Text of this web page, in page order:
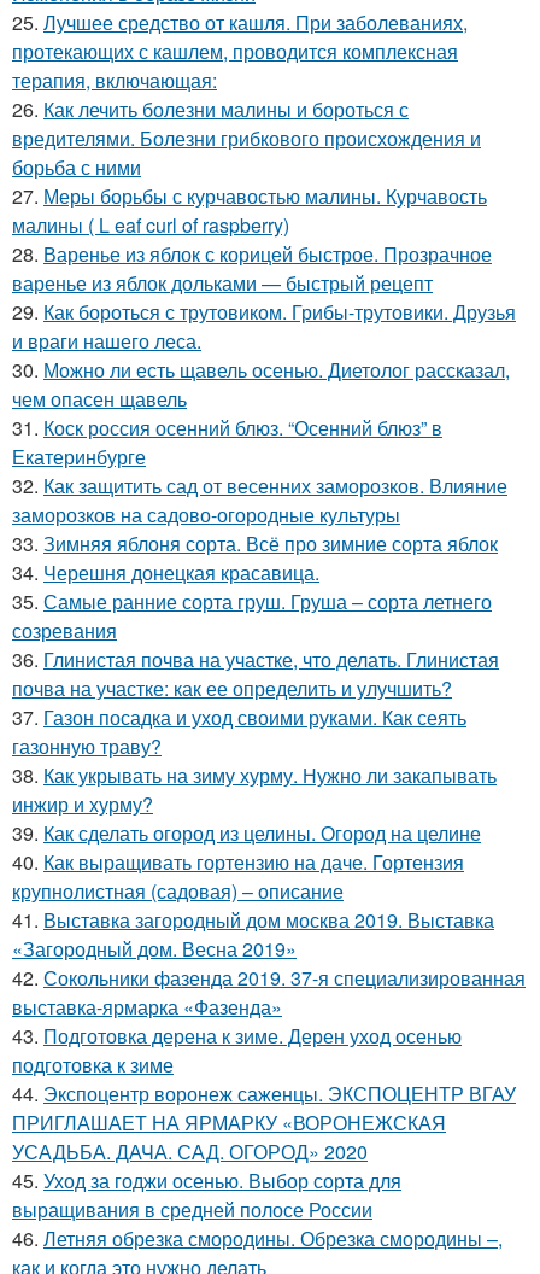
25. Лучшее средство от кашля. При заболеваниях,
протекающих с кашлем, проводится комплексная
терапия, включающая:
26. Как лечить болезни малины и бороться с
вредителями. Болезни грибкового происхождения и
борьба с ними
27. Меры борьбы с курчавостью малины. Курчавость
малины ( L eaf curl of raspberry)
28. Варенье из яблок с корицей быстрое. Прозрачное
варенье из яблок дольками — быстрый рецепт
29. Как бороться с трутовиком. Грибы-трутовики. Друзья
и враги нашего леса.
30. Можно ли есть щавель осенью. Диетолог рассказал,
чем опасен щавель
31. Коск россия осенний блюз. “Осенний блюз” в
Екатеринбурге
32. Как защитить сад от весенних заморозков. Влияние
заморозков на садово-огородные культуры
33. Зимняя яблоня сорта. Всё про зимние сорта яблок
34. Черешня донецкая красавица.
35. Самые ранние сорта груш. Груша – сорта летнего
созревания
36. Глинистая почва на участке, что делать. Глинистая
почва на участке: как ее определить и улучшить?
37. Газон посадка и уход своими руками. Как сеять
газонную траву?
38. Как укрывать на зиму хурму. Нужно ли закапывать
инжир и хурму?
39. Как сделать огород из целины. Огород на целине
40. Как выращивать гортензию на даче. Гортензия
крупнолистная (садовая) – описание
41. Выставка загородный дом москва 2019. Выставка
«Загородный дом. Весна 2019»
42. Сокольники фазенда 2019. 37-я специализированная
выставка-ярмарка «Фазенда»
43. Подготовка дерена к зиме. Дерен уход осенью
подготовка к зиме
44. Экспоцентр воронеж саженцы. ЭКСПОЦЕНТР ВГАУ
ПРИГЛАШАЕТ НА ЯРМАРКУ «ВОРОНЕЖСКАЯ
УСАДЬБА. ДАЧА. САД. ОГОРОД» 2020
45. Уход за годжи осенью. Выбор сорта для
выращивания в средней полосе России
46. Летняя обрезка смородины. Обрезка смородины –,
как и когда это нужно делать